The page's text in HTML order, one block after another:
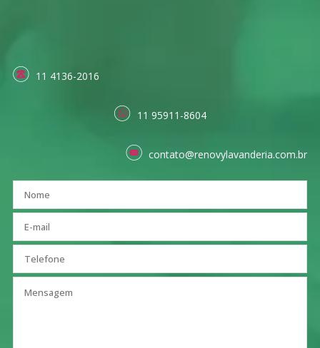
11 4136-2016
11 95911-8604
contato@renovylavanderia.com.br